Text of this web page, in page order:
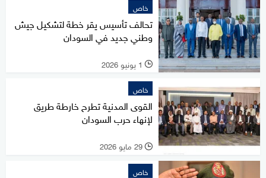
خاص
تحالف تأسيس يقر خطة لتشكيل جيش
وطني جديد في السودان
l 1 يونيو 2026
خاص
القوى المدنية تطرح خارطة طريق
لإنهاء حرب السودان
l 29 مايو 2026
خاص